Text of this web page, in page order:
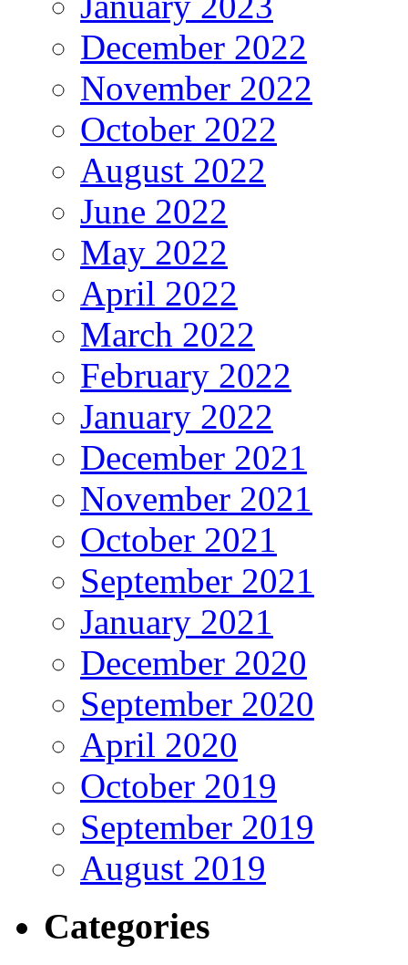
December 2022
November 2022
October 2022
August 2022
June 2022
May 2022
April 2022
March 2022
February 2022
January 2022
December 2021
November 2021
October 2021
September 2021
January 2021
December 2020
September 2020
April 2020
October 2019
September 2019
August 2019
Categories